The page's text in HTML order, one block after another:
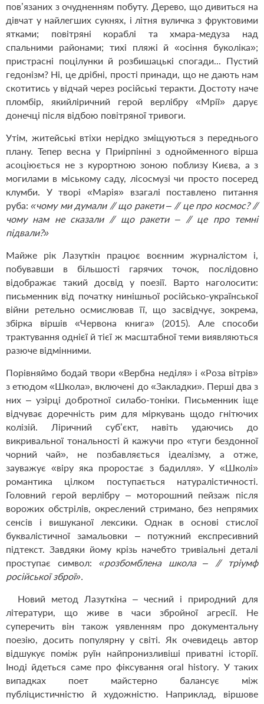
пов’язаних з очудненням побуту. Дерево, що дивиться на
дівчат у найлегших сукнях, і літня вуличка з фруктовими
ятками; повітряні кораблі та хмара-медуза над
спальними районами; тихі пляжі й «осіння буколіка»;
пристрасні поцілунки й розбишацькі спогади... Пустий
гедонізм? Ні, це дрібні, прості принади, що не дають нам
скотитись у відчай через російські теракти. Достоту наче
пломбір, якийліричний герой верлібру «Мрії» дарує
донечці після відбою повітряної тривоги.
Утім, житейські втіхи нерідко зміщуються з переднього
плану. Тепер весна у Приірпінні з однойменного вірша
асоціюється не з курортною зоною поблизу Києва, а з
могилами в міському саду, лісосмузі чи просто посеред
клумби. У творі «Марія» взагалі поставлено питання
руба: «чому ми думали // що ракети – // це про космос? //
чому нам не сказали // що ракети – // це про темні
підвали?»
Майже рік Лазуткін працює воєнним журналістом і,
побувавши в більшості гарячих точок, послідовно
відображає такий досвід у поезії. Варто наголосити:
письменник від початку нинішньої російсько-української
війни ретельно осмислював її, що засвідчує, зокрема,
збірка віршів «Червона книга» (2015). Але способи
трактування однієї й тієї ж масштабної теми виявляються
разюче відмінними.
Порівняймо бодай твори «Вербна неділя» і «Роза вітрів»
з етюдом «Школа», включені до «Закладки». Перші два з
них – узірці добротної силабо-тоніки. Письменник іще
відчуває доречність рим для міркувань щодо гнітючих
колізій. Ліричний субʼєкт, навіть удаючись до
викривальної тональності й кажучи про «туги бездонної
чорний чай», не позбавляється ідеалізму, а отже,
зауважує «віру яка проростає з бадилля». У «Школі»
романтика цілком поступається натуралістичності.
Головний герой верлібру – моторошний пейзаж після
ворожих обстрілів, окреслений стримано, без непрямих
сенсів і вишуканої лексики. Однак в основі стислої
буквалістичної замальовки – потужний експресивний
підтекст. Завдяки йому крізь начебто тривіальні деталі
проступає символ: «розбомблена школа – // тріумф
російської зброї».
Новий метод Лазуткіна – чесний і природний для
літератури, що живе в часи збройної агресії. Не
суперечить він також уявленням про документальну
поезію, досить популярну у світі. Як очевидець автор
відшукує поміж руїн найпронизливіші приватні історії.
Іноді йдеться саме про фіксування oral history. У таких
випадках поет майстерно балансує між
публіцистичністю й художністю. Наприклад, віршове